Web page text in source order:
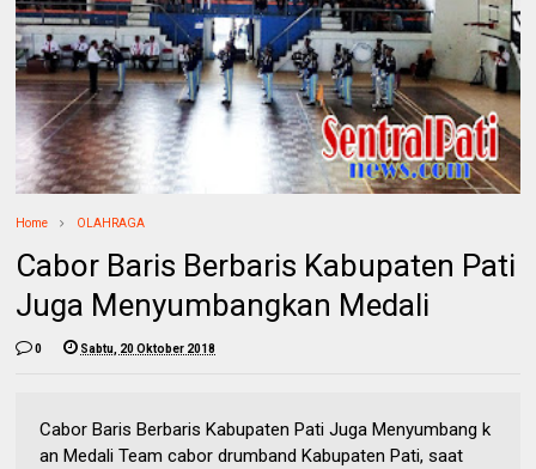
Home OLAHRAGA
Cabor Baris Berbaris Kabupaten Pati
Juga Menyumbangkan Medali
0 Sabtu, 20 Oktober 2018
Cabor Baris Berbaris Kabupaten Pati Juga Menyumbang k
an Medali Team cabor drumband Kabupaten Pati, saat